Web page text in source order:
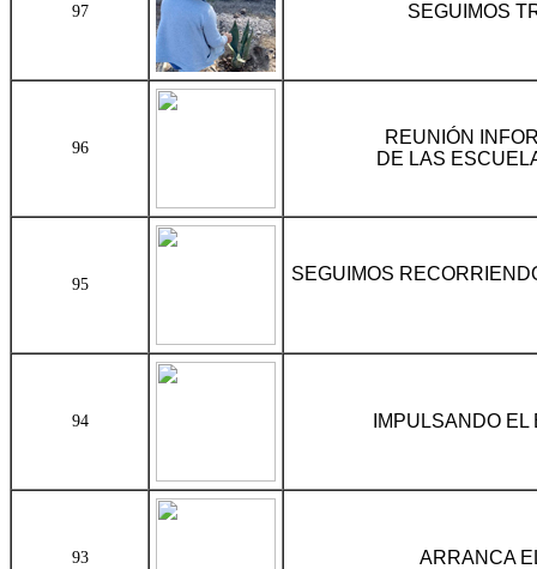
97 SEGUIMOS
96
REUNIÓN
DE LAS
95
SEGUIMOS
94 IMPULSANDO
93 ARRANCA